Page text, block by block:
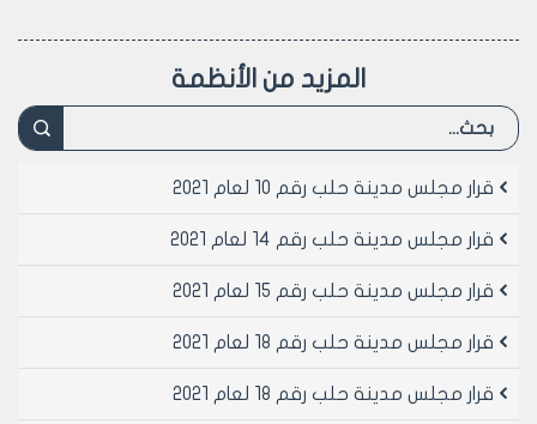
المزيد من الأنظمة
قرار مجلس مدينة حلب رقم 10 لعام 2021
قرار مجلس مدينة حلب رقم 14 لعام 2021
قرار مجلس مدينة حلب رقم 15 لعام 2021
قرار مجلس مدينة حلب رقم 18 لعام 2021
قرار مجلس مدينة حلب رقم 18 لعام 2021